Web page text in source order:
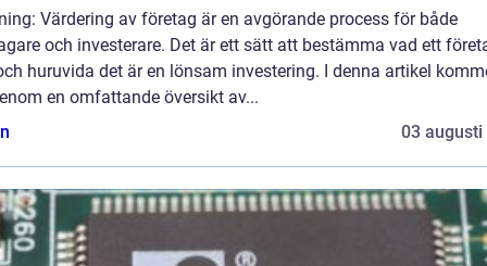
Värdering av företag är en avgörande process för både
och investerare. Det är ett sätt att bestämma vad ett
huruvida det är en lönsam investering. I denna artikel
en omfattande översikt av...
03 augusti